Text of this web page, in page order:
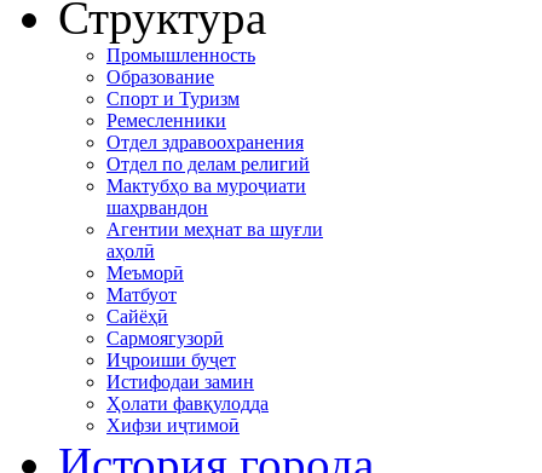
Структура
Промышленность
Образование
Спорт и Туризм
Ремесленники
Отдел здравоохранения
Отдел по делам религий
Мактубҳо ва муроҷиати
шаҳрвандон
Агентии меҳнат ва шуғли
аҳолӣ
Меъморӣ
Матбуот
Сайёҳӣ
Сармоягузорӣ
Иҷроиши буҷет
Истифодаи замин
Ҳолати фавқулодда
Хифзи иҷтимоӣ